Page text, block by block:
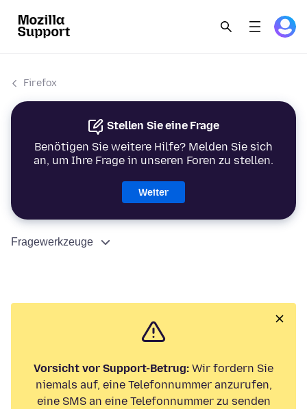
Firefox
Stellen Sie eine Frage
Benötigen Sie weitere Hilfe? Melden Sie sich
an, um Ihre Frage in unseren Foren zu stellen.
Weiter
Fragewerkzeuge
Vorsicht vor Support-Betrug: Wir fordern Sie
niemals auf, eine Telefonnummer anzurufen,
eine SMS an eine Telefonnummer zu senden